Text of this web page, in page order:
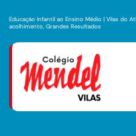
Educação Infantil ao Ensino Médio | Vilas do
acolhimento, Grandes Resultados